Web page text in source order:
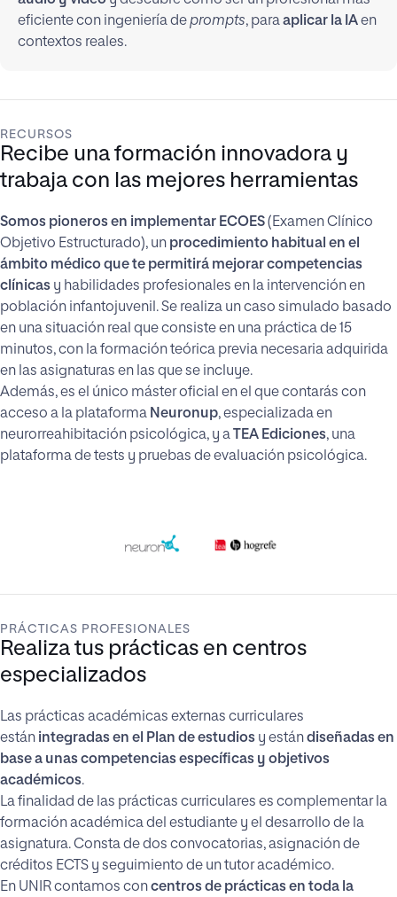
eficiente con ingeniería deprompts, paraaplicar la IAen
contextos reales.
RECURSOS
Recibe una formación innovadora y
trabaja con las mejores herramientas
Somos pioneros en implementar ECOES(Examen Clínico
Objetivo Estructurado), un procedimiento habitual en el
ámbito médico que te permitirá mejorar competencias
clínicas y habilidades profesionales en la intervención en
población infantojuvenil. Se realiza un caso simulado basado
en una situación real que consiste en una práctica de 15
minutos, con la formación teórica previa necesaria adquirida
en las asignaturas en las que se incluye.
Además, es el único máster oficial en el que contarás con
acceso a la plataforma Neuronup, especializada en
neurorreahibitación psicológica, y a
TEA Ediciones, una
plataforma de tests y pruebas de evaluación psicológica.
PRÁCTICAS PROFESIONALES
Realiza tus prácticas en centros
especializados
Las prácticas académicas externas curriculares
están integradas en el Plan de estudios y estándiseñadas en
base a unas competencias específicas y objetivos
académicos.
La finalidad de las prácticas curriculares es complementar la
formación académica del estudiante y el desarrollo de la
asignatura. Consta de dos convocatorias, asignación de
créditos ECTS y seguimiento de un tutor académico.
En UNIR contamos concentros de prácticas en toda la